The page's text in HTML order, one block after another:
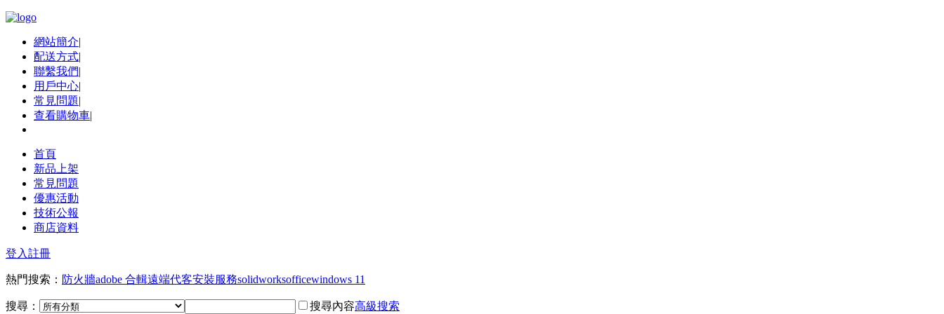
網站簡介|
配送方式|
聯繫我們|
用戶中心|
常見問題|
查看購物車|
首頁
新品上架
常見問題
優惠活動
技術公報
商店資料
登入註冊
熱門搜索： 防火牆adobe 合輯遠端代客安裝服務solidworksofficewindows 11
搜尋： 搜尋內容高級搜索